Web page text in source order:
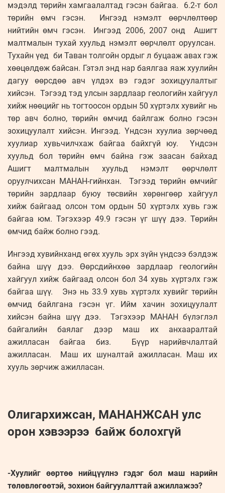
мэдэлд төрийн хамгаалалтад гэсэн байгаа. 6.2-т бол
төрийн өмч гэсэн. Ингээд нэмэлт өөрчлөлтөөр
нийтийн өмч гэсэн. Ингээд 2006, 2007 онд Ашигт
малтмалын тухай хуульд нэмэлт өөрчлөлт оруулсан.
Тухайн үед би Таван толгойн ордыг л буцааж авах гэж
хөөцөлдөж байсан. Гэтэл энд нар баялгаа яаж хуулийн
дагуу өөрсдөө авч үлдэх вэ гэдэг зохицуулалтыг
хийсэн. Тэгээд тэд улсын зардлаар геологийн хайгуул
хийж нөөцийг нь тогтоосон ордын 50 хүртэлх хувийг нь
төр авч болно, төрийн өмчид байлгаж болно гэсэн
зохицуулалт хийсэн. Ингээд. Үндсэн хуулиа зөрчөөд
хуулиар хувьчилчхаж байгаа байхгүй юу. Үндсэн
хуульд бол төрийн өмч байна гэж заасан байхад
Ашигт малтмалын хуульд нэмэлт өөрчлөлт
оруулчихсан МАНАН-гийнхан. Тэгээд төрийн өмчийг
төрийн зардлаар буюу төсвийн хөрөнгөөр хайгуул
хийж байгаад олсон том ордын 50 хүртэлх хувь гэж
байгаа юм. Тэгэхээр 49.9 гэсэн үг шүү дээ. Төрийн
өмчид байж болно гээд.
Ингээд хувийнханд өгөх хууль эрх зүйн үндсээ бэлдэж
байна шүү дээ. Өөрсдийнхөө зардлаар геологийн
хайгуул хийж байгаад олсон бол 34 хувь хүртэлх гэж
байгаа шүү. Энэ нь 33.9 хувь хүртэлх хувийг төрийн
өмчид байлгана гэсэн үг. Ийм хачин зохицуулалт
хийсэн байна шүү дээ. Тэгэхээр МАНАН бүлэглэл
байгалийн баялаг дээр маш их анхааралтай
ажилласан байгаа биз. Бүүр нарийвчлалтай
ажилласан. Маш их шуналтай ажилласан. Маш их
хууль зөрчиж ажилласан.
Олигархижсан, МАНАНЖСАН улс
орон хэвээрээ байж болохгүй
-Хуулийг өөртөө нийцүүлнэ гэдэг бол маш нарийн
төлөвлөгөөтэй, зохион байгуулалттай ажиллажээ?